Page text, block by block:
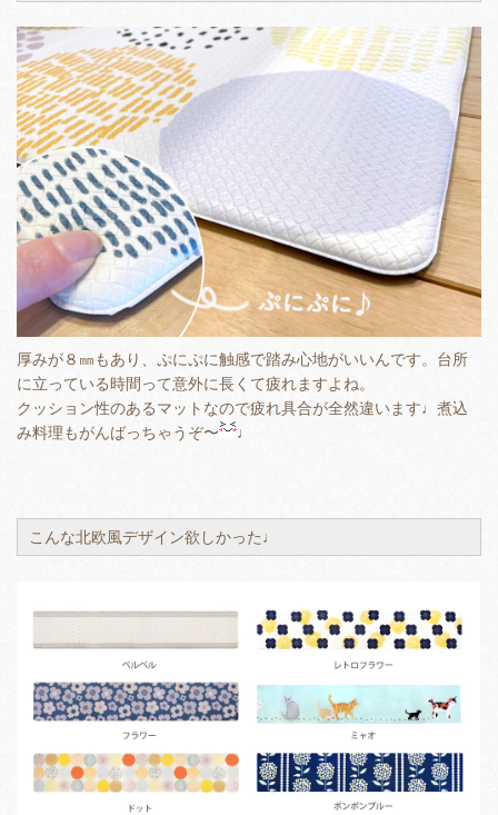
厚みが８㎜もあり、ぷにぷに触感で踏み心地がいいんです。台所
に立っている時間って意外に長くて疲れますよね。
クッション性のあるマットなので疲れ具合が全然違います♩煮込
み料理もがんばっちゃうぞ〜
♩
こんな北欧風デザイン欲しかった♩